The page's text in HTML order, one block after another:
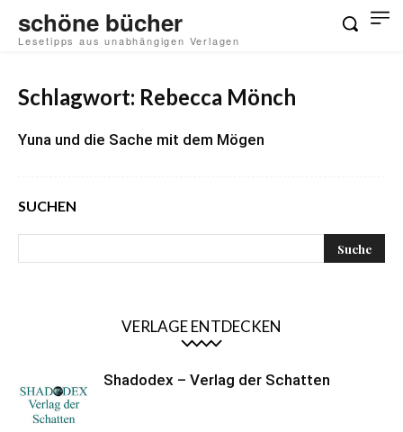
schöne bücher
Lesetipps aus unabhängigen Verlagen
Schlagwort: Rebecca Mönch
Yuna und die Sache mit dem Mögen
SUCHEN
VERLAGE ENTDECKEN
Shadodex – Verlag der Schatten